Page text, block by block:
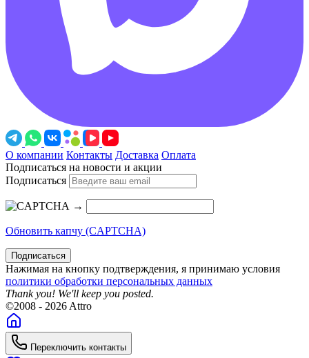
О компании Контакты Доставка Оплата
Подписаться на новости и акции
Подписаться
→
Обновить капчу (CAPTCHA)
Подписаться
Нажимая на кнопку подтверждения, я принимаю условия
политики обработки персональных данных
Thank you! We'll keep you posted.
©2008 - 2026 Attro
Переключить контакты